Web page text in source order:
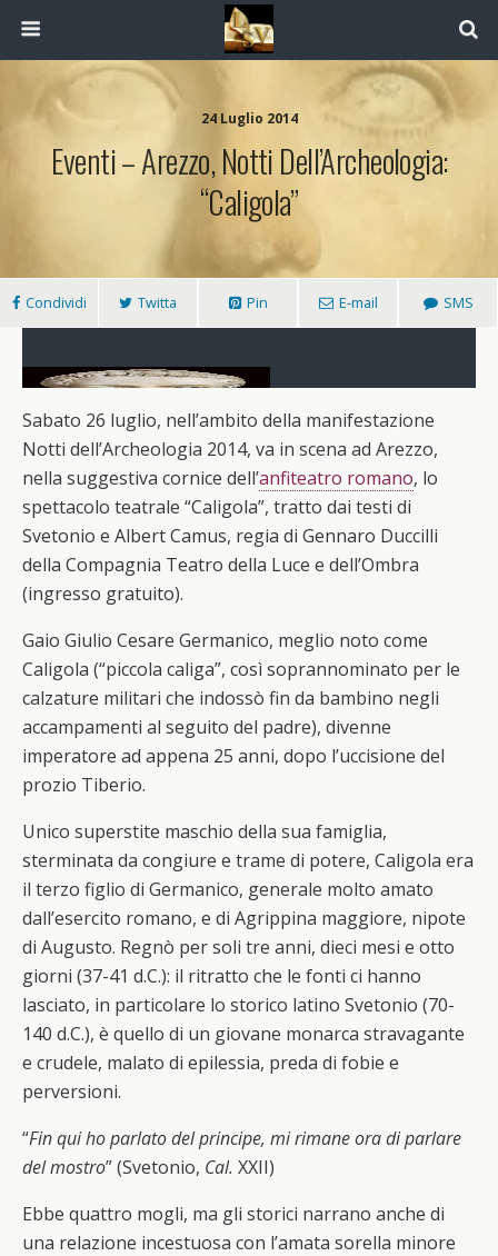
24 Luglio 2014
Eventi – Arezzo, Notti Dell’Archeologia:
“Caligola”
Condividi Twitta Pin E-mail SMS
Arezzo, Notti
dell’Archeologia: all’Anfiteatro romano in scena
“Caligola”
Sabato 26 luglio, nell’ambito della manifestazione
Notti dell’Archeologia 2014, va in scena ad Arezzo,
nella suggestiva cornice dell’anfiteatro romano, lo
spettacolo teatrale “Caligola”, tratto dai testi di
Svetonio e Albert Camus, regia di Gennaro Duccilli
della Compagnia Teatro della Luce e dell’Ombra
(ingresso gratuito).
Gaio Giulio Cesare Germanico, meglio noto come
Caligola (“piccola caliga”, così soprannominato per le
calzature militari che indossò fin da bambino negli
accampamenti al seguito del padre), divenne
imperatore ad appena 25 anni, dopo l’uccisione del
prozio Tiberio.
Unico superstite maschio della sua famiglia,
sterminata da congiure e trame di potere, Caligola era
il terzo figlio di Germanico, generale molto amato
dall’esercito romano, e di Agrippina maggiore, nipote
di Augusto. Regnò per soli tre anni, dieci mesi e otto
giorni (37-41 d.C.): il ritratto che le fonti ci hanno
lasciato, in particolare lo storico latino Svetonio (70-
140 d.C.), è quello di un giovane monarca stravagante
e crudele, malato di epilessia, preda di fobie e
perversioni.
“Fin qui ho parlato del principe, mi rimane ora di parlare
del mostro” (Svetonio, Cal. XXII)
Ebbe quattro mogli, ma gli storici narrano anche di
una relazione incestuosa con l’amata sorella minore